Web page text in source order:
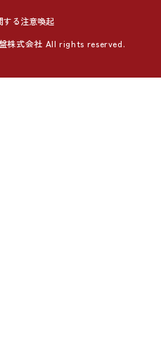
する注意喚起
株式会社 All rights reserved.